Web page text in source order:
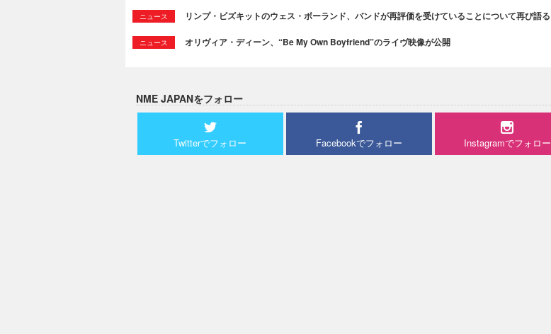
ニュース リンプ・ビズキットのウェス・ボーランド、バンドが再評価を受けていることについて再び語る
ニュース オリヴィア・ディーン、“Be My Own Boyfriend”のライヴ映像が公開
NME JAPANをフォロー
Twitterでフォロー Facebookでフォロー Instagramでフォロー